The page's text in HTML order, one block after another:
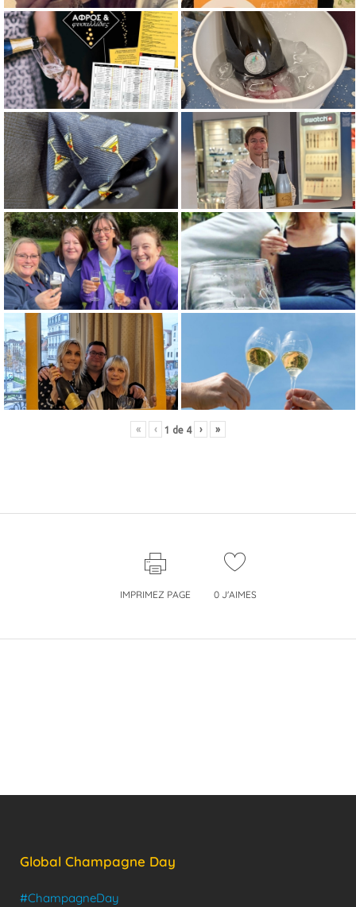
« ‹ 1 de 4 › »
IMPRIMEZ PAGE 0J'AIMES
Global Champagne Day
#ChampagneDay